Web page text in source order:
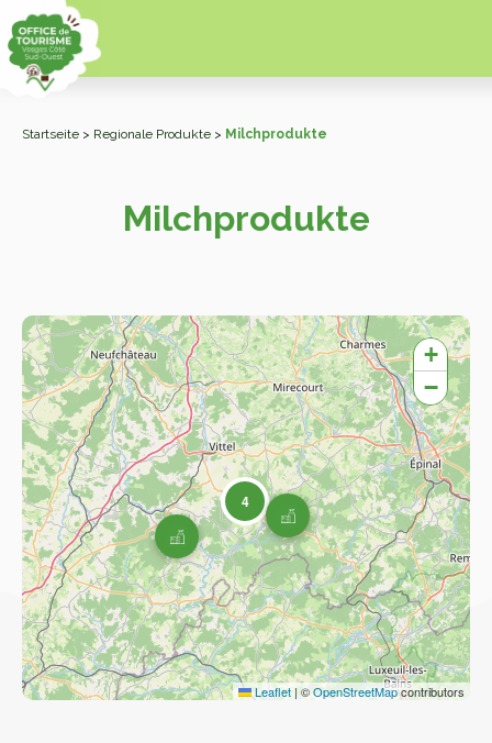
Startseite > Regionale Produkte > Milchprodukte
Milchprodukte
4
+
−
Leaflet | ©OpenStreetMapcontributors